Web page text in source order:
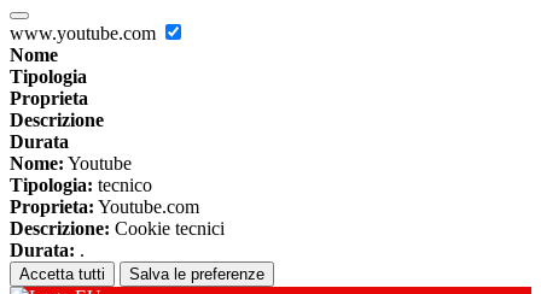
www.youtube.com
Nome
Tipologia
Proprieta
Descrizione
Durata
Nome: Youtube
Tipologia: tecnico
Proprieta: Youtube.com
Descrizione: Cookie tecnici
Durata: .
Accetta tutti Salva le preferenze